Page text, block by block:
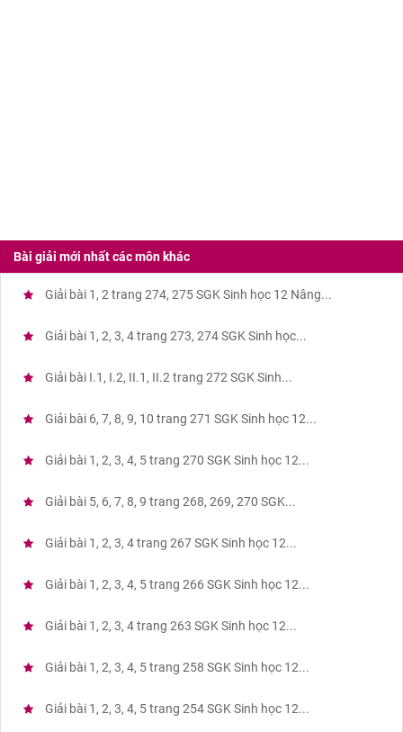
Bài giải mới nhất các môn khác
Giải bài 1, 2 trang 274, 275 SGK Sinh học 12 Nâng...
Giải bài 1, 2, 3, 4 trang 273, 274 SGK Sinh học...
Giải bài I.1, I.2, II.1, II.2 trang 272 SGK Sinh...
Giải bài 6, 7, 8, 9, 10 trang 271 SGK Sinh học 12...
Giải bài 1, 2, 3, 4, 5 trang 270 SGK Sinh học 12...
Giải bài 5, 6, 7, 8, 9 trang 268, 269, 270 SGK...
Giải bài 1, 2, 3, 4 trang 267 SGK Sinh học 12...
Giải bài 1, 2, 3, 4, 5 trang 266 SGK Sinh học 12...
Giải bài 1, 2, 3, 4 trang 263 SGK Sinh học 12...
Giải bài 1, 2, 3, 4, 5 trang 258 SGK Sinh học 12...
Giải bài 1, 2, 3, 4, 5 trang 254 SGK Sinh học 12...